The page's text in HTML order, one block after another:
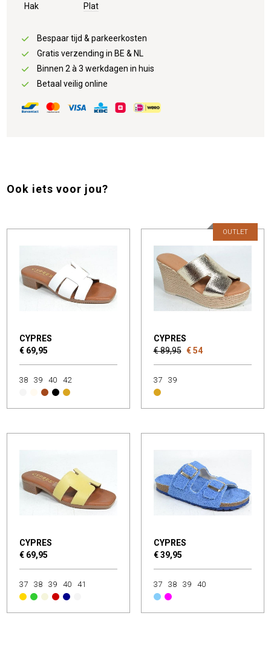
Hak
Plat
Bespaar tijd & parkeerkosten
Gratis verzending in BE & NL
Binnen 2 à 3 werkdagen in huis
Betaal veilig online
Ook iets voor jou?
CYPRES
€ 69,95
38 39 40 42
CYPRES
€ 89,95 € 54
OUTLET
37 39
CYPRES
€ 69,95
37 38 39 40 41
CYPRES
€ 39,95
37 38 39 40